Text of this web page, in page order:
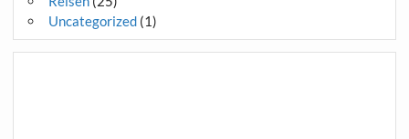
Uncategorized(1)